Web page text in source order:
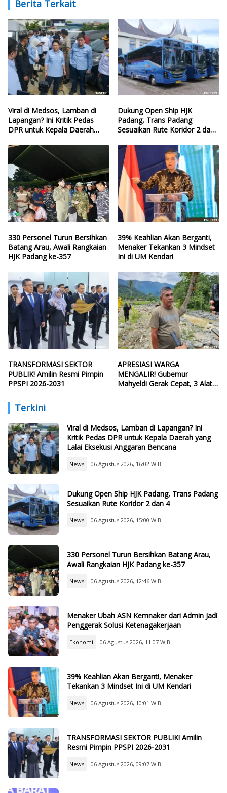
Berita Terkait
Viral di Medsos, Lamban di
Lapangan? Ini Kritik Pedas
DPR untuk Kepala Daerah
Bencana
Dukung Open Ship HJK
Padang, Trans Padang
Sesuaikan Rute Koridor 2 dan
330 Personel Turun Bersihkan
Batang Arau, Awali Rangkaian
HJK Padang ke-357
39% Keahlian Akan Berganti,
Menaker Tekankan 3 Mindset
Ini di UM Kendari
TRANSFORMASI SEKTOR
PUBLIK! Amilin Resmi Pimpin
PPSPI 2026-2031
APRESIASI WARGA
MENGALIR! Gubernur
Mahyeldi Gerak Cepat, 3 Alat
Terkini
Viral di Medsos, Lamban di Lapangan? Ini
Kritik Pedas DPR untuk Kepala Daerah yang
Lalai Eksekusi Anggaran Bencana
News 06 Agustus 2026, 16:02 WIB
Dukung Open Ship HJK Padang, Trans Padang
Sesuaikan Rute Koridor 2 dan 4
News 06 Agustus 2026, 15:00 WIB
330 Personel Turun Bersihkan Batang Arau,
Awali Rangkaian HJK Padang ke-357
News 06 Agustus 2026, 12:46 WIB
Menaker Ubah ASN Kemnaker dari Admin Jadi
Penggerak Solusi Ketenagakerjaan
Ekonomi 06 Agustus 2026, 11:07 WIB
39% Keahlian Akan Berganti, Menaker
Tekankan 3 Mindset Ini di UM Kendari
News 06 Agustus 2026, 10:01 WIB
TRANSFORMASI SEKTOR PUBLIK! Amilin
Resmi Pimpin PPSPI 2026-2031
News 06 Agustus 2026, 09:07 WIB